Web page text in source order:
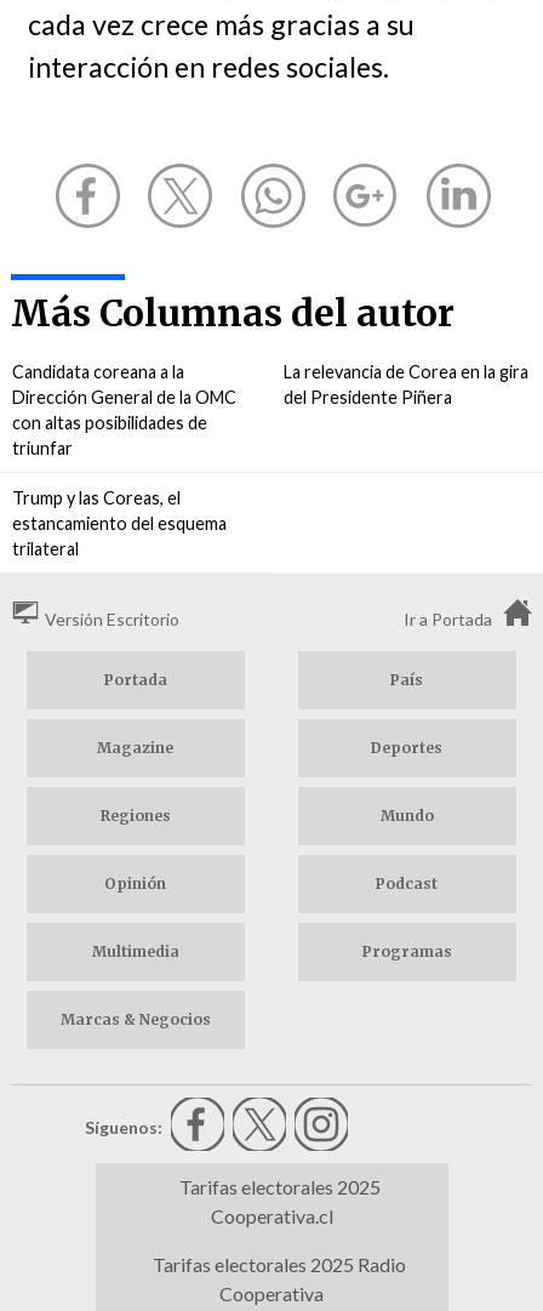
cada vez crece más gracias a su
interacción en redes sociales.
Más Columnas del autor
Candidata coreana a la
Dirección General de la OMC
con altas posibilidades de
triunfar
La relevancia de Corea en la gira
del Presidente Piñera
Trump y las Coreas, el
estancamiento del esquema
trilateral
Versión Escritorio Ir a Portada
Portada País
Magazine Deportes
Regiones Mundo
Opinión Podcast
Multimedia Programas
Marcas & Negocios
Síguenos:
Tarifas electorales 2025
Cooperativa.cl
Tarifas electorales 2025 Radio
Cooperativa